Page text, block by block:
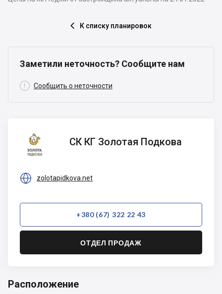
 К списку планировок
Заметили неточность? Сообщите нам
 Сообщить о неточности
СК КГ
Золотая
Подкова
СК КГ Золотая Подкова
 zolotapidkova.net
+380 (67) 322 22 43
ОТДЕЛ ПРОДАЖ
Расположение